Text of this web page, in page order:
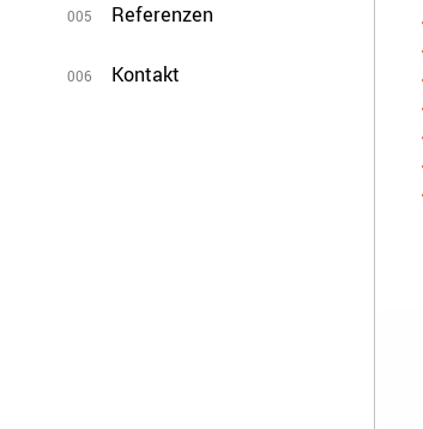
005 Referenzen
006 Kontakt